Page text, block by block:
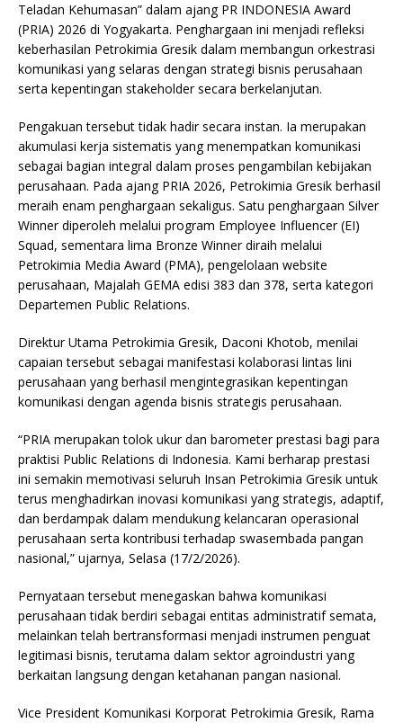
Teladan Kehumasan” dalam ajang PR INDONESIA Award
(PRIA) 2026 di Yogyakarta. Penghargaan ini menjadi refleksi
keberhasilan Petrokimia Gresik dalam membangun orkestrasi
komunikasi yang selaras dengan strategi bisnis perusahaan
serta kepentingan stakeholder secara berkelanjutan.
Pengakuan tersebut tidak hadir secara instan. Ia merupakan
akumulasi kerja sistematis yang menempatkan komunikasi
sebagai bagian integral dalam proses pengambilan kebijakan
perusahaan. Pada ajang PRIA 2026, Petrokimia Gresik berhasil
meraih enam penghargaan sekaligus. Satu penghargaan Silver
Winner diperoleh melalui program Employee Influencer (EI)
Squad, sementara lima Bronze Winner diraih melalui
Petrokimia Media Award (PMA), pengelolaan website
perusahaan, Majalah GEMA edisi 383 dan 378, serta kategori
Departemen Public Relations.
Direktur Utama Petrokimia Gresik, Daconi Khotob, menilai
capaian tersebut sebagai manifestasi kolaborasi lintas lini
perusahaan yang berhasil mengintegrasikan kepentingan
komunikasi dengan agenda bisnis strategis perusahaan.
“PRIA merupakan tolok ukur dan barometer prestasi bagi para
praktisi Public Relations di Indonesia. Kami berharap prestasi
ini semakin memotivasi seluruh Insan Petrokimia Gresik untuk
terus menghadirkan inovasi komunikasi yang strategis, adaptif,
dan berdampak dalam mendukung kelancaran operasional
perusahaan serta kontribusi terhadap swasembada pangan
nasional,” ujarnya, Selasa (17/2/2026).
Pernyataan tersebut menegaskan bahwa komunikasi
perusahaan tidak berdiri sebagai entitas administratif semata,
melainkan telah bertransformasi menjadi instrumen penguat
legitimasi bisnis, terutama dalam sektor agroindustri yang
berkaitan langsung dengan ketahanan pangan nasional.
Vice President Komunikasi Korporat Petrokimia Gresik, Rama